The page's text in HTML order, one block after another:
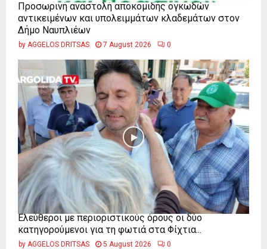
Προσωρινή αναστολή αποκομιδής ογκωδών
αντικειμένων και υπολειμμάτων κλαδεμάτων στον
Δήμο Ναυπλιέων
by AGGELOS DRITSAS 7 August 2026 0
Ελεύθεροι με περιοριστικούς όρους οι δύο
κατηγορούμενοι για τη φωτιά στα Φίχτια...
by AGGELOS DRITSAS 5 August 2026 0